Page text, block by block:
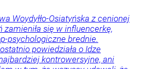
Woydyłło-Osiatyńska z cenionej
zamieniła się w influencerkę,
psychologiczne brednie.
powiedziała o Idze
kontrowersyjne, ani